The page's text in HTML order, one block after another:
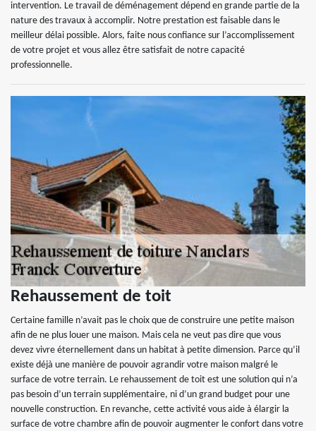
intervention. Le travail de déménagement dépend en grande partie de la
nature des travaux à accomplir. Notre prestation est faisable dans le
meilleur délai possible. Alors, faite nous confiance sur l’accomplissement
de votre projet et vous allez être satisfait de notre capacité
professionnelle.
Rehaussement de toit
Certaine famille n’avait pas le choix que de construire une petite maison
afin de ne plus louer une maison. Mais cela ne veut pas dire que vous
devez vivre éternellement dans un habitat à petite dimension. Parce qu’il
existe déjà une manière de pouvoir agrandir votre maison malgré le
surface de votre terrain. Le rehaussement de toit est une solution qui n’a
pas besoin d’un terrain supplémentaire, ni d’un grand budget pour une
nouvelle construction. En revanche, cette activité vous aide à élargir la
surface de votre chambre afin de pouvoir augmenter le confort dans votre